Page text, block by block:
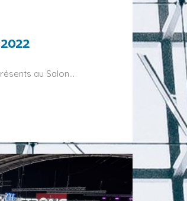
au Salon…